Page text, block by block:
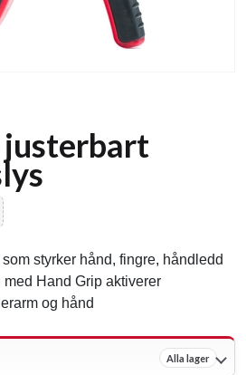
justerbart
styrker hånd, fingre, håndledd
Hand Grip aktiverer
og hånd
Alla lager